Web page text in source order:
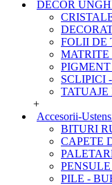
DECOR
FOLII DE
MATRITE
SCLIPICI
+
Accesorii-
BITURI
CAPETE
PILE -